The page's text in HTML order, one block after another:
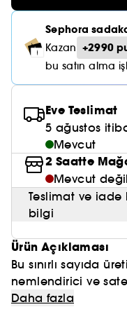
Maske
Cilt & Makyaj
Cilt Bakım Setleri
Saç Bakım Setleri
Okyanus Esansı
Matlaştırıcı Bakım
Kızarıklık için Bakım
Cilt Tonu Eşitsizliği için
Gözenek Karşıtı
Işıltı Veren Bakım
Karma ve Yağlı
Kuru Saç Bakımı
CHAMPO
GHD
LE MONDE
SUMMER FRIDAYS
ERBORIAN
OLAPLEX
KÉRASTASE
TANGLE TEEZER
GISOU
K18
KAYALI
ARMANI
SUPERGOOP!
GISOU
AMIKA
KAYALI
LE MONDE
Sephora
Kazan +2990
bu satın alma
Eve Teslimat
5 ağustos
Mevcut
2 Saatte
Mevcut değil
Teslimat ve iade
bilgi
Ürün Açıklaması
Bu sınırlı sayıda
nemlendirici ve
ve ödüllü
Daha fazla